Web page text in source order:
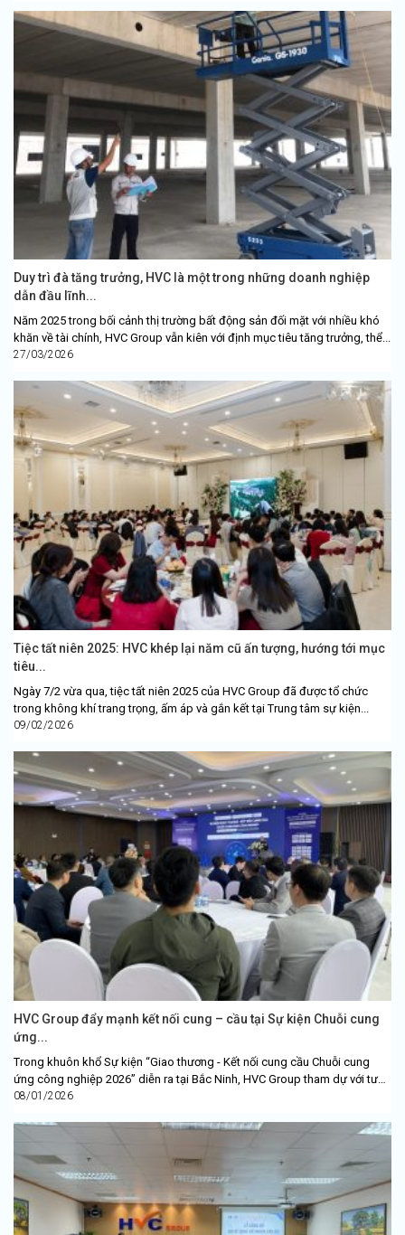
Duy trì đà tăng trưởng, HVC là một trong những doanh nghiệp
dẫn đầu lĩnh...
Năm 2025 trong bối cảnh thị trường bất động sản đối mặt với nhiều khó
khăn về tài chính, HVC Group vẫn kiên với định mục tiêu tăng trưởng, thể...
27/03/2026
Tiệc tất niên 2025: HVC khép lại năm cũ ấn tượng, hướng tới mục
tiêu...
Ngày 7/2 vừa qua, tiệc tất niên 2025 của HVC Group đã được tổ chức
trong không khí trang trọng, ấm áp và gắn kết tại Trung tâm sự kiện...
09/02/2026
HVC Group đẩy mạnh kết nối cung – cầu tại Sự kiện Chuỗi cung
ứng...
Trong khuôn khổ Sự kiện “Giao thương - Kết nối cung cầu Chuỗi cung
ứng công nghiệp 2026” diễn ra tại Bắc Ninh, HVC Group tham dự với tư
cách...
08/01/2026